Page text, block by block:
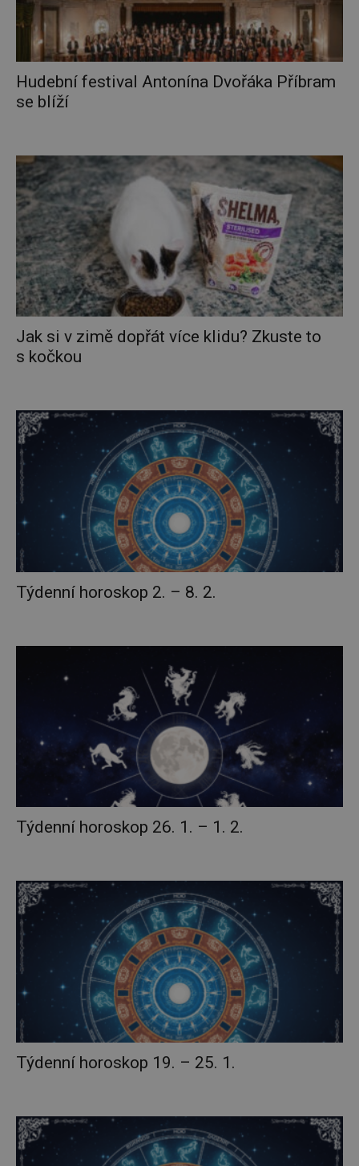
Hudební festival Antonína Dvořáka Příbram
se blíží
Jak si v zimě dopřát více klidu? Zkuste to
s kočkou
Týdenní horoskop 2. – 8. 2.
Týdenní horoskop 26. 1. – 1. 2.
Týdenní horoskop 19. – 25. 1.